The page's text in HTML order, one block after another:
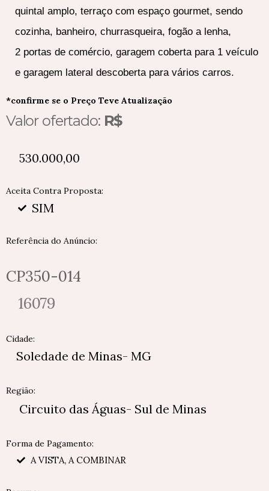
quintal amplo, terraço com espaço gourmet, sendo
cozinha, banheiro, churrasqueira, fogão a lenha,
2 portas de comércio, garagem coberta para 1 veículo
e garagem lateral descoberta para vários carros.
*confirme se o Preço Teve Atualização
Valor ofertado: R$
530.000,00
Aceita Contra Proposta:
SIM
Referência do Anúncio:
CP350-014
16079
Cidade:
Soledade de Minas- MG
Região:
Circuito das Águas- Sul de Minas
Forma de Pagamento:
A VISTA, A COMBINAR